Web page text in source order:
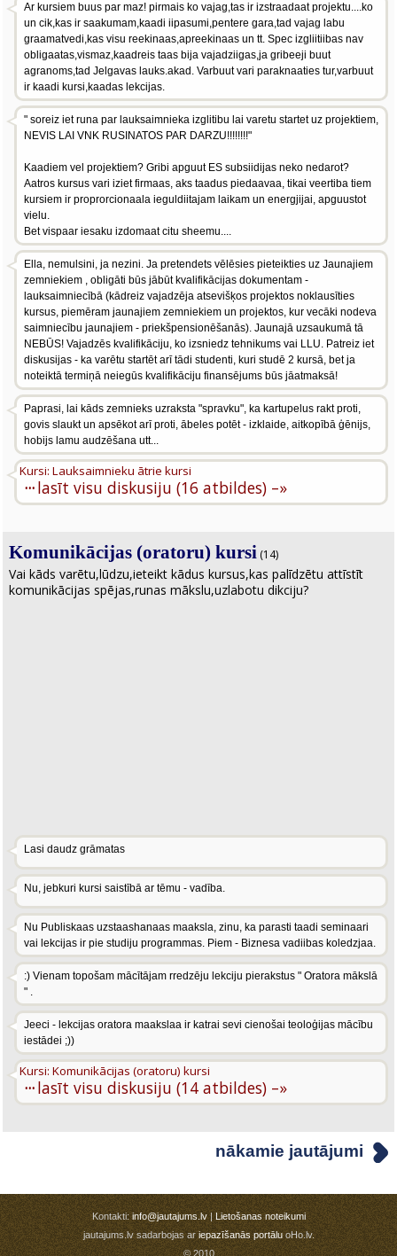
Ar kursiem buus par maz! pirmais ko vajag,tas ir izstraadaat projektu....ko
un cik,kas ir saakumam,kaadi iipasumi,pentere gara,tad vajag labu
graamatvedi,kas visu reekinaas,apreekinaas un tt. Spec izgliitiibas nav
obligaatas,vismaz,kaadreis taas bija vajadziigas,ja gribeeji buut
agranoms,tad Jelgavas lauks.akad. Varbuut vari paraknaaties tur,varbuut
ir kaadi kursi,kaadas lekcijas.
" soreiz iet runa par lauksaimnieka izglitibu lai varetu startet uz projektiem,
NEVIS LAI VNK RUSINATOS PAR DARZU!!!!!!!!"
Kaadiem vel projektiem? Gribi apguut ES subsiidijas neko nedarot?
Aatros kursus vari iziet firmaas, aks taadus piedaavaa, tikai veertiba tiem
kursiem ir proprorcionaala ieguldiitajam laikam un energjijai, apguustot
vielu.
Bet vispaar iesaku izdomaat citu sheemu....
Ella, nemulsini, ja nezini. Ja pretendets vēlēsies pieteikties uz Jaunajiem
zemniekiem , obligāti būs jābūt kvalifikācijas dokumentam -
lauksaimniecībā (kādreiz vajadzēja atsevišķos projektos noklausīties
kursus, piemēram jaunajiem zemniekiem un projektos, kur vecāki nodeva
saimniecību jaunajiem - priekšpensionēšanās). Jaunajā uzsaukumā tā
NEBŪS! Vajadzēs kvalifikāciju, ko izsniedz tehnikums vai LLU. Patreiz iet
diskusijas - ka varētu startēt arī tādi studenti, kuri studē 2 kursā, bet ja
noteiktā termiņā neiegūs kvalifikāciju finansējums būs jāatmaksā!
Paprasi, lai kāds zemnieks uzraksta "spravku", ka kartupelus rakt proti,
govis slaukt un apsēkot arī proti, ābeles potēt - izklaide, aitkopībā ģēnijs,
hobijs lamu audzēšana utt...
···
Kursi: Lauksaimnieku ātrie kursi
lasīt visu diskusiju (16 atbildes) –»
Komunikācijas (oratoru) kursi (14)
Vai kāds varētu,lūdzu,ieteikt kādus kursus,kas palīdzētu attīstīt
komunikācijas spējas,runas mākslu,uzlabotu dikciju?
Lasi daudz grāmatas
Nu, jebkuri kursi saistībā ar tēmu - vadība.
Nu Publiskaas uzstaashanaas maaksla, zinu, ka parasti taadi seminaari
vai lekcijas ir pie studiju programmas. Piem - Biznesa vadiibas koledzjaa.
:) Vienam topošam mācītājam rredzēju lekciju pierakstus " Oratora mākslā
" .
Jeeci - lekcijas oratora maakslaa ir katrai sevi cienošai teoloģijas mācību
iestādei ;))
···
Kursi: Komunikācijas (oratoru) kursi
lasīt visu diskusiju (14 atbildes) –»
nākamie jautājumi
Kontakti:info@jautajums.lv|Lietošanas noteikumi
jautajums.lv sadarbojas ariepazīšanās portāluoHo.lv.
© 2010